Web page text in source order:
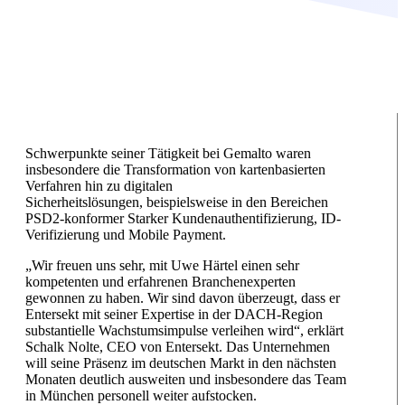
Schwerpunkte seiner Tätigkeit bei Gemalto waren
insbesondere die Transformation von kartenbasierten
Verfahren hin zu digitalen
Sicherheitslösungen, beispielsweise in den Bereichen
PSD2-konformer Starker Kundenauthentifizierung, ID-
Verifizierung und Mobile Payment.
„Wir freuen uns sehr, mit Uwe Härtel einen sehr
kompetenten und erfahrenen Branchenexperten
gewonnen zu haben. Wir sind davon überzeugt, dass er
Entersekt mit seiner Expertise in der DACH-Region
substantielle Wachstumsimpulse verleihen wird“, erklärt
Schalk Nolte, CEO von Entersekt. Das Unternehmen
will seine Präsenz im deutschen Markt in den nächsten
Monaten deutlich ausweiten und insbesondere das Team
in München personell weiter aufstocken.